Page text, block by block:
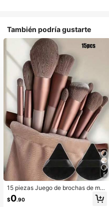
También podría gustarte
5
15 piezas Juego de brochas de ma
quillaje, incluye 2 esponjas de maq
uillaje triangulares negras, suaves y
$0.90